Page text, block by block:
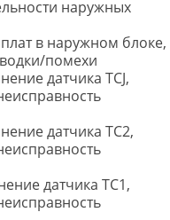
наружных
в наружном блоке,
помехи
датчика TCJ,
датчика TC2,
датчика TC1,